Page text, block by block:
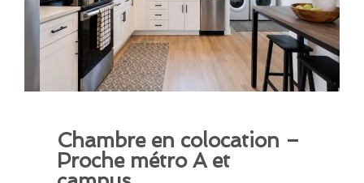
Chambre en colocation –
Proche métro A et